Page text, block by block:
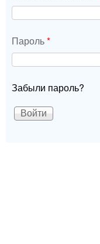
Пароль*
Забыли пароль?